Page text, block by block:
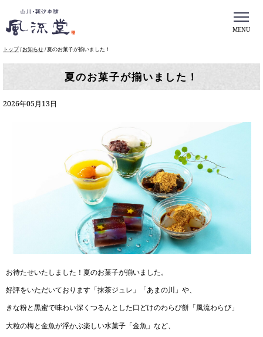
このページの本文へ
MENU
現
置：
トップ/お知らせ/夏のお菓子が揃いました！
夏のお菓子が揃いました！
2026年05月13日
お待たせいたしました！夏のお菓子が揃いました。
好評をいただいております「抹茶ジュレ」「あまの川」や、
きな粉と黒蜜で味わい深くつるんとした口どけのわらび餅「風流わらび」
大粒の梅と金魚が浮かぶ楽しい水菓子「金魚」など、